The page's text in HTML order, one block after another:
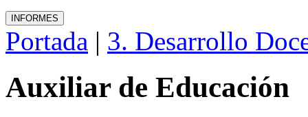
Portada | 3. Desarrollo
Auxiliar de Educación